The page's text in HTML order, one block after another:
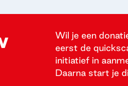
Wil je een
eerst de
initiatief in
Daarna start je